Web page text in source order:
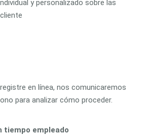
y personalizado sobre las
en línea, nos comunicaremos
para analizar cómo proceder.
tiempo empleado